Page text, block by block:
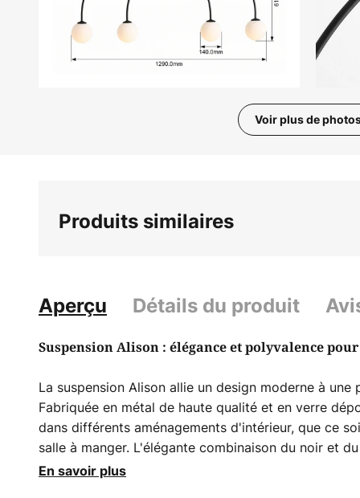
Voir plus de
Produits similaires
Aperçu Détails du produit
Suspension Alison : élégance et polyvalence
La suspension Alison allie un design moderne à
Fabriquée en métal de haute qualité et en verre
dans différents aménagements d'intérieur, que ce
salle à manger. L'élégante combinaison du noir et
esthétique intemporelle, à la fois stylée et adaptable.
En savoir plus